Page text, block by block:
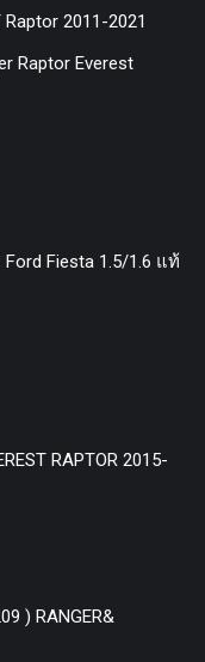
Raptor 2011-2021
Raptor Everest
Fiesta 1.5/1.6 แท้
RAPTOR 2015-
) RANGER&